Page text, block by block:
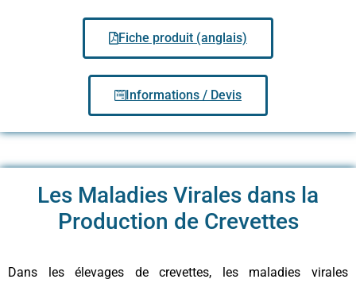
Fiche produit (anglais)
Informations / Devis
Les Maladies Virales dans la
Production de Crevettes
Dans les élevages de crevettes, les maladies virales